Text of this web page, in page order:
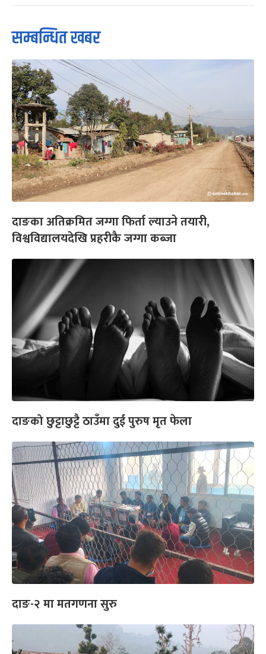
सम्बन्धित खबर
दाङका अतिक्रमित जग्गा फिर्ता ल्याउने तयारी,
विश्वविद्यालयदेखि प्रहरीकै जग्गा कब्जा
दाङको छुट्टाछुट्टै ठाउँमा दुई पुरुष मृत फेला
दाङ-२ मा मतगणना सुरु